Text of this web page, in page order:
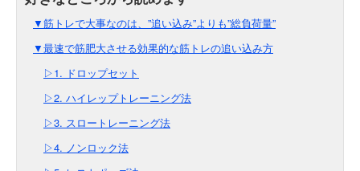
▼筋トレで大事なのは、”追い込み”よりも”総負荷量”
▼最速で筋肥大させる効果的な筋トレの追い込み方
▷1. ドロップセット
▷2. ハイレップトレーニング法
▷3. スロートレーニング法
▷4. ノンロック法